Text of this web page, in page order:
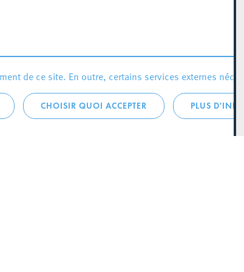
de ce site. En outre, certains services externes
CHOISIR QUOI ACCEPTER PLUS